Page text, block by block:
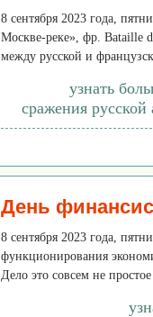
8 сентября 2023 года,
Москве-реке», фр. Bataille
между русской и
узнать
сражения
День
8 сентября 2023 года,
функционирования
Дело это совсем не